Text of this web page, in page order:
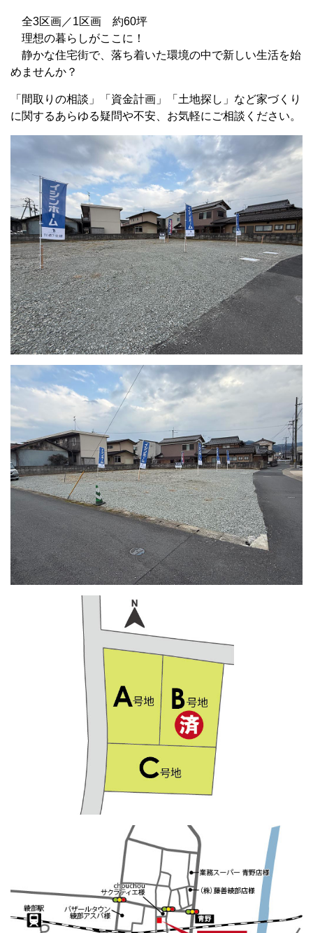
全3区画／1区画 約60坪
理想の暮らしがここに！
静かな住宅街で、落ち着いた環境の中で新しい生活を始
めませんか？
「間取りの相談」「資金計画」「土地探し」など家づくり
に関するあらゆる疑問や不安、お気軽にご相談ください。